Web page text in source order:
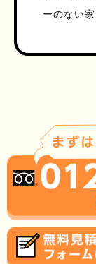
ーのない